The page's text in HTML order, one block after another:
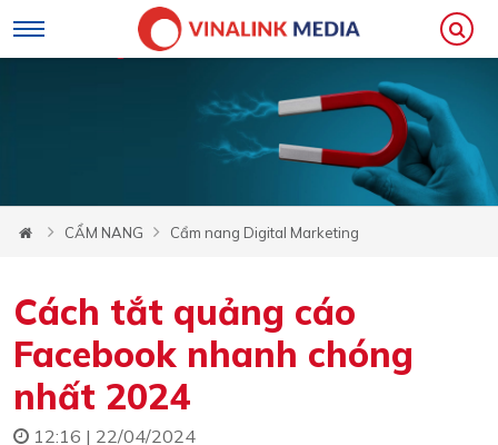
CẨM NANG Cẩm nang Digital Marketing
Cách tắt quảng cáo
Facebook nhanh chóng
nhất 2024
12:16 | 22/04/2024